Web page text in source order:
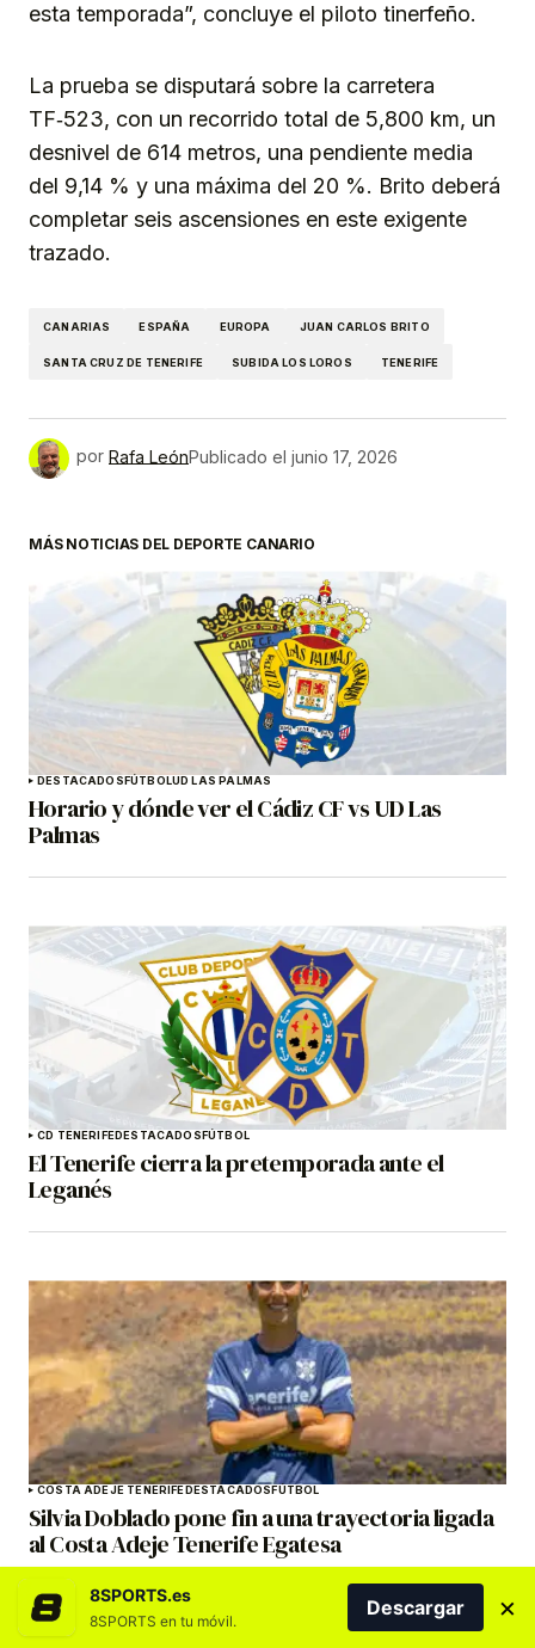
esta temporada”, concluye el piloto tinerfeño.
La prueba se disputará sobre la carretera
TF‑523, con un recorrido total de 5,800 km, un
desnivel de 614 metros, una pendiente media
del 9,14 % y una máxima del 20 %. Brito deberá
completar seis ascensiones en este exigente
trazado.
CANARIAS ESPAÑA EUROPA JUAN CARLOS BRITO
SANTA CRUZ DE TENERIFE SUBIDA LOS LOROS TENERIFE
por Rafa LeónPublicado el junio 17, 2026
MÁS NOTICIAS DEL DEPORTE CANARIO
DESTACADOS FÚTBOLUD LAS PALMAS
Horario y dónde ver el Cádiz CF vs UD Las
Palmas
CD TENERIFEDESTACADOS FÚTBOL
El Tenerife cierra la pretemporada ante el
Leganés
COSTA ADEJE TENERIFE DESTACADOS FÚTBOL
Silvia Doblado pone fin a una trayectoria ligada
al Costa Adeje Tenerife Egatesa
8SPORTS.es
8SPORTS en tu móvil.
Descargar ×